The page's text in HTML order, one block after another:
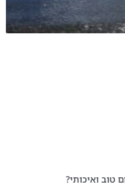
טוב ואיכותי?